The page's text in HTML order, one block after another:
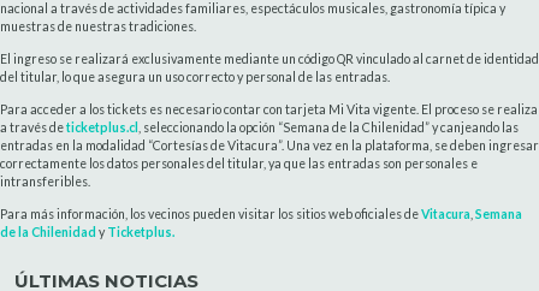
nacional a través de actividades familiares, espectáculos musicales, gastronomía típica y
muestras de nuestras tradiciones.
El ingreso se realizará exclusivamente mediante un código QR vinculado al carnet de identidad
del titular, lo que asegura un uso correcto y personal de las entradas.
Para acceder a los tickets es necesario contar con tarjeta Mi Vita vigente. El proceso se realiza
a través deticketplus.cl
, seleccionando la opción “Semana de la Chilenidad” y canjeando las
entradas en la modalidad “Cortesías de Vitacura”. Una vez en la plataforma, se deben ingresar
correctamente los datos personales del titular, ya que las entradas son personales e
intransferibles.
Para más información, los vecinos pueden visitar los sitios web oficiales deVitacura Semana
de la Chilenidad y Ticketplus.
ÚLTIMAS NOTICIAS